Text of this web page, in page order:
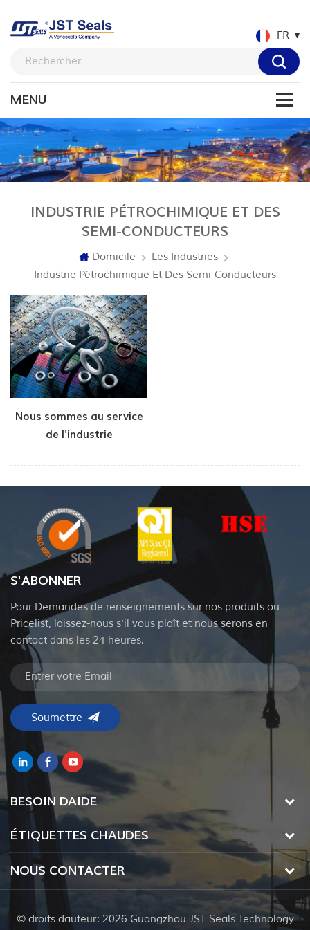
FR
INDUSTRIE PÉTROCHIMIQUE ET DES
SEMI-CONDUCTEURS
Domicile
Les Industries
Industrie Pétrochimique Et Des Semi-Conducteurs
Nous sommes au service
de l'industrie
S'ABONNER
Pour Demandes de renseignements sur nos produits ou
Pricelist, laissez-nous s'il vous plaît et nous serons en
contact dans les 24 heures.
BESOIN DAIDE
ÉTIQUETTES CHAUDES
NOUS CONTACTER
© droits dauteur: 2026 Guangzhou JST Seals Technology